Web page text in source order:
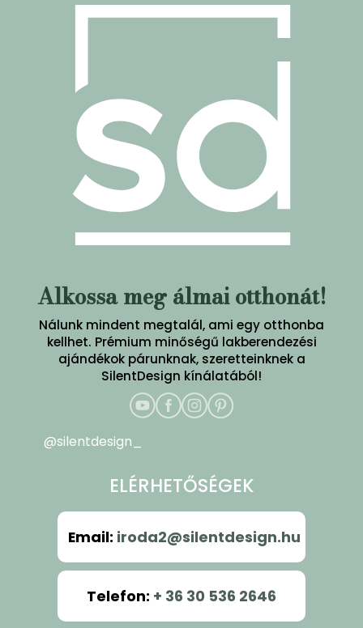
Alkossa meg álmai otthonát!
Nálunk mindent megtalál, ami egy otthonba
kellhet. Prémium minőségű lakberendezési
ajándékok párunknak, szeretteinknek a
SilentDesign kínálatából!
@silentdesign_
ELÉRHETŐSÉGEK
Email: iroda2@silentdesign.hu
Telefon: + 36 30 536 2646